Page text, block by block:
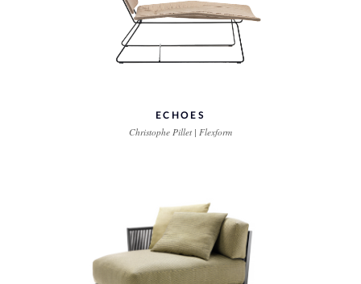
ECHOES
Christophe Pillet | Flexform